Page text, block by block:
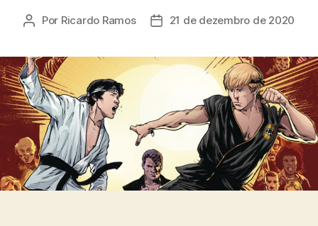
Autor
Por Ricardo Ramos
Data21 de dezembro de 2020